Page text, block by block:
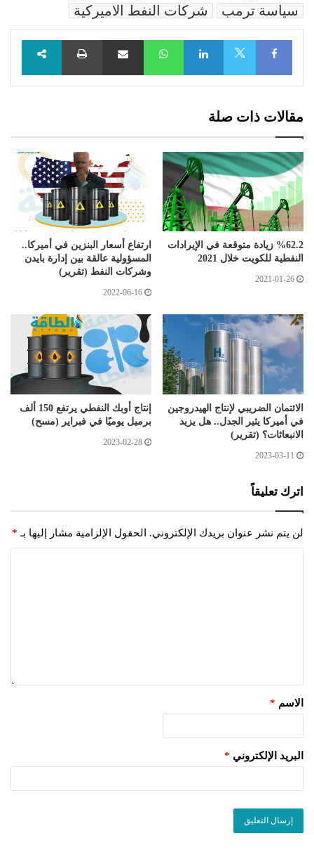
سياسة ترمب
شركات النفط الاميركية
Facebook
LinkedIn
WhatsAppمشاركة عبر البريد طباعة
مقالات ذات صلة
%62.2 زيادة متوقعة في الإيرادات
النفطية للكويت خلال 2021
2021-01-26
ارتفاع أسعار البنزين في أميركا..
المسؤولية عالقة بين إدارة بايدن
وشركات النفط (تقرير)
2022-06-16
الائتمان الضريبي لإنتاج الهيدروجين
في أميركا يثير الجدل.. هل يزيد
الانبعاثات؟ (تقرير)
2023-03-11
إنتاج أوبك النفطي يرتفع 150 ألف
برميل يوميًا في فبراير (مسح)
2023-02-28
اترك تعليقاً
لن يتم نشر عنوان بريدك الإلكتروني. الحقول الإلزامية مشار إليها بـ *
الاسم *
البريد الإلكتروني *